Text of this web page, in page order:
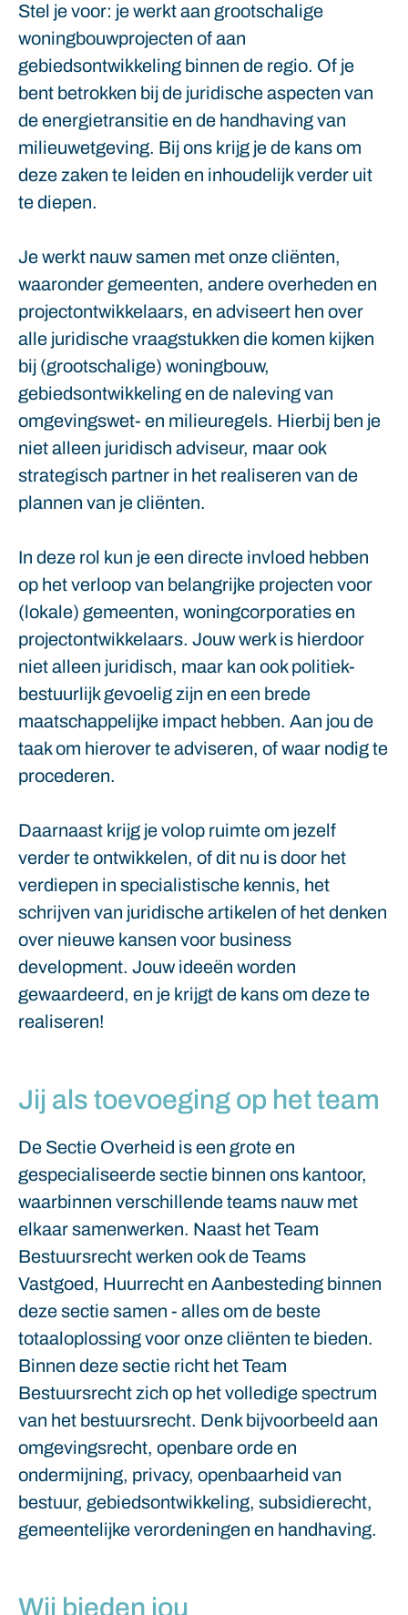
Stel je voor: je werkt aan grootschalige
woningbouwprojecten of aan
gebiedsontwikkeling binnen de regio. Of je
bent betrokken bij de juridische aspecten van
de energietransitie en de handhaving van
milieuwetgeving. Bij ons krijg je de kans om
deze zaken te leiden en inhoudelijk verder uit
te diepen.
Je werkt nauw samen met onze cliënten,
waaronder gemeenten, andere overheden en
projectontwikkelaars, en adviseert hen over
alle juridische vraagstukken die komen kijken
bij (grootschalige) woningbouw,
gebiedsontwikkeling en de naleving van
omgevingswet- en milieuregels. Hierbij ben je
niet alleen juridisch adviseur, maar ook
strategisch partner in het realiseren van de
plannen van je cliënten.
In deze rol kun je een directe invloed hebben
op het verloop van belangrijke projecten voor
(lokale) gemeenten, woningcorporaties en
projectontwikkelaars. Jouw werk is hierdoor
niet alleen juridisch, maar kan ook politiek-
bestuurlijk gevoelig zijn en een brede
maatschappelijke impact hebben. Aan jou de
taak om hierover te adviseren, of waar nodig te
procederen.
Daarnaast krijg je volop ruimte om jezelf
verder te ontwikkelen, of dit nu is door het
verdiepen in specialistische kennis, het
schrijven van juridische artikelen of het denken
over nieuwe kansen voor business
development. Jouw ideeën worden
gewaardeerd, en je krijgt de kans om deze te
realiseren!
Jij als toevoeging op het team
De Sectie Overheid is een grote en
gespecialiseerde sectie binnen ons kantoor,
waarbinnen verschillende teams nauw met
elkaar samenwerken. Naast het Team
Bestuursrecht werken ook de Teams
Vastgoed, Huurrecht en Aanbesteding binnen
deze sectie samen - alles om de beste
totaaloplossing voor onze cliënten te bieden.
Binnen deze sectie richt het Team
Bestuursrecht zich op het volledige spectrum
van het bestuursrecht. Denk bijvoorbeeld aan
omgevingsrecht, openbare orde en
ondermijning, privacy, openbaarheid van
bestuur, gebiedsontwikkeling, subsidierecht,
gemeentelijke verordeningen en handhaving.
Wij bieden jou